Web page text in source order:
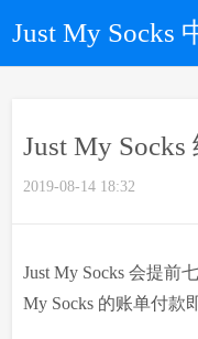
Just My Socks
文章归档
Just My Socks
2019-08-14 18:32
Just My Socks 会提前
My Socks 的账单付款